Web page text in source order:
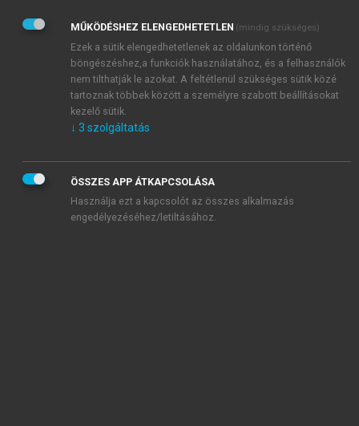
Adatkezelési tájékoztatóbanfoglaltakat tudomásul
veszem és elfogadom.
Általános vásárlási feltételeket, valamint a szotar.netés a
mersz.huoldalak licencszerződéseiben foglaltakat
tudomásul veszem és elfogadom.
KIPRÓBÁLOM
MŰKÖDÉSHEZ ELENGEDHETETLEN (mindig szükséges)
Ezek a sütik elengedhetetlenek az oldalunkon történő
böngészéshez,a funkciók használatához, és a felhasználók
nem tilthatják le azokat. A feltétlenül szükséges sütik közé
tartoznak többek között a személyre szabott beállításokat
kezelő sütik.
↓ 3 szolgáltatás
ÖSSZES APP ÁTKAPCSOLÁSA
Használja ezt a kapcsolót az összes alkalmazás
engedélyezéséhez/letiltásához.